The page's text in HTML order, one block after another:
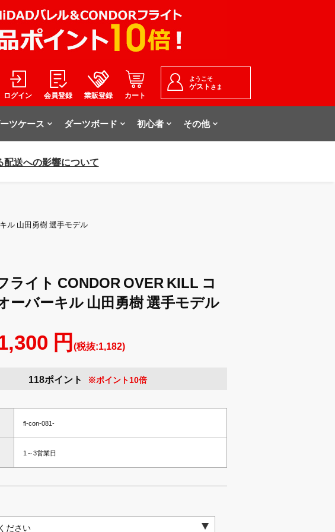
ログイン 会員登録 業販登録 カート
ようこそ
ゲスト さま
ツケース ダーツボード 初心者 その他
送への影響について
ル 山田勇樹 選手モデル
ライト CONDOR OVER KILL コ
ーバーキル 山田勇樹 選手モデル
円(税抜:1,182)
118ポイント ※ポイント10倍
fl-con-081-
1～3営業日